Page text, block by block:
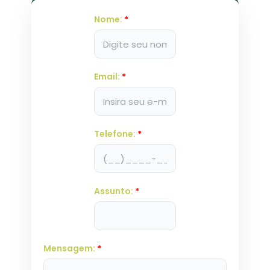
Nome: *
Email: *
Telefone: *
Assunto: *
Mensagem: *